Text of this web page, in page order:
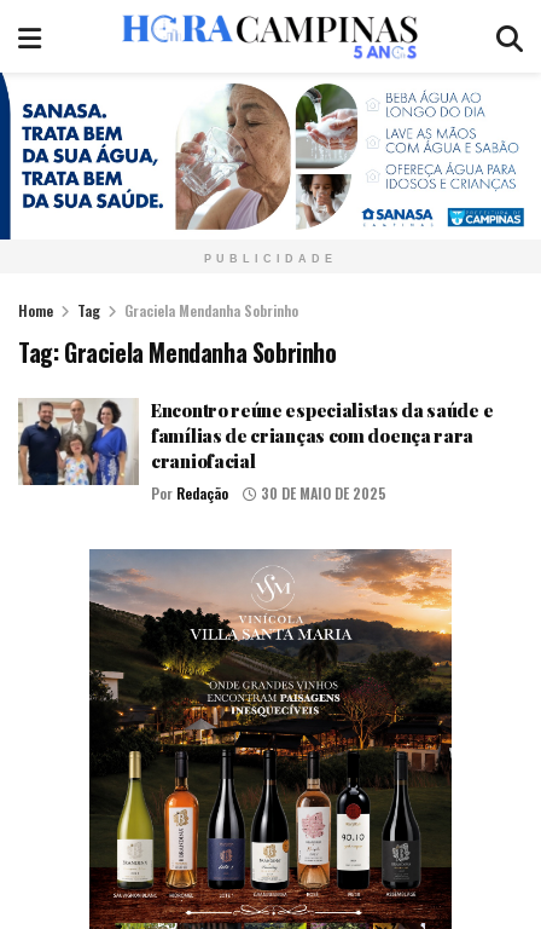
PUBLICIDADE
Home Tag Graciela Mendanha Sobrinho
Tag:Graciela Mendanha Sobrinho
Encontro reúne especialistas da saúde e
famílias de crianças com doença rara
craniofacial
Por Redação 30 DE MAIO DE 2025